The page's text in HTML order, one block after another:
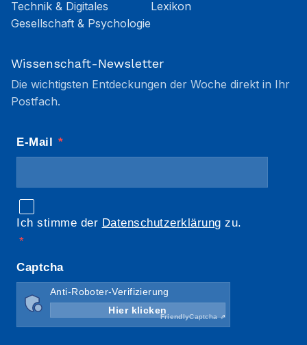
Technik & Digitales
Gesellschaft & Psychologie
Lexikon
Wissenschaft-Newsletter
Die wichtigsten Entdeckungen der Woche direkt in Ihr
Postfach.